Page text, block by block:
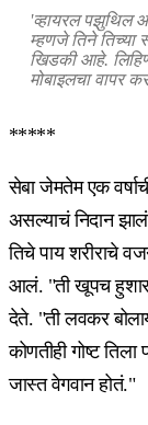
'व्हायरल पझुथिल
म्हणजे तिने तिच्या
खिडकी आहे.
मोबाइलचा वापर
*****
सेबा जेमतेम एक
असल्याचं निदान
तिचे पाय शरीराचे
आलं. "ती खूपच हुशार
देते. "ती लवकर
कोणतीही गोष्ट
जास्त वेगवान होतं."